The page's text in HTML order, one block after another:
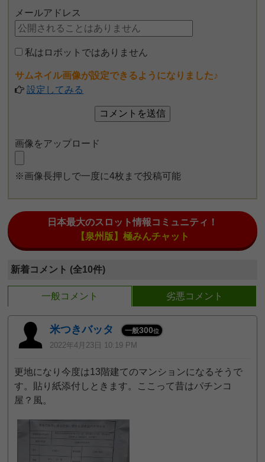
メールアドレス
私はロボットではありません
サムネイル画像が設定できるようになりました♪
設定してみる
画像をアップロード
※画像長押しで一度に4枚まで投稿可能
日本最大のスロット情報コミュニティ！
【泉州版】極みんチャット
新着コメント (全10件)
一般コメント 劣悪コメント
米つきバッタ 一般300位
2022年4月23日 10:19 PM
更地になり今度は13階建てのマンションになるそうで
す。貼り紙添付しときます。ここって昔はパチンコ
屋？風。